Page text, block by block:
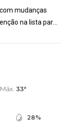
mudanças
na lista para
Máx. 33°
28%